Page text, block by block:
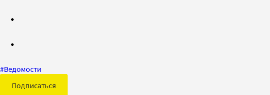
#Ведомости
Подписаться